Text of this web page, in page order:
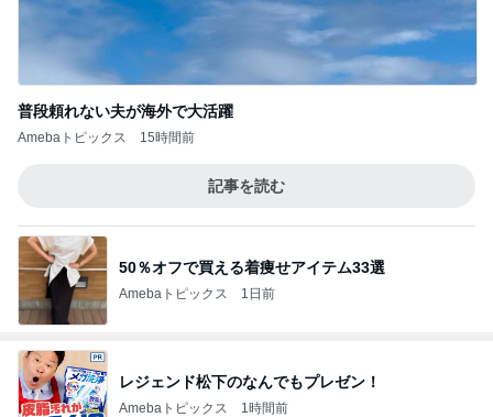
普段頼れない夫が海外で大活躍
Amebaトピックス 15時間前
記事を読む
50％オフで買える着痩せアイテム33選
Amebaトピックス 1日前
レジェンド松下のなんでもプレゼン！
Amebaトピックス 1時間前